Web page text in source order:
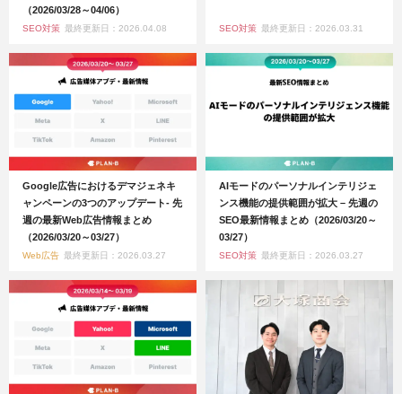
（2026/03/28～04/06）
SEO対策 最終更新日：2026.04.08 SEO対策 最終更新日：2026.03.31
Google広告におけるデマジェネキ
ャンペーンの3つのアップデート- 先
週の最新Web広告情報まとめ
（2026/03/20～03/27）
Web広告 最終更新日：2026.03.27
AIモードのパーソナルインテリジェ
ンス機能の提供範囲が拡大 – 先週の
SEO最新情報まとめ（2026/03/20～
03/27）
SEO対策 最終更新日：2026.03.27